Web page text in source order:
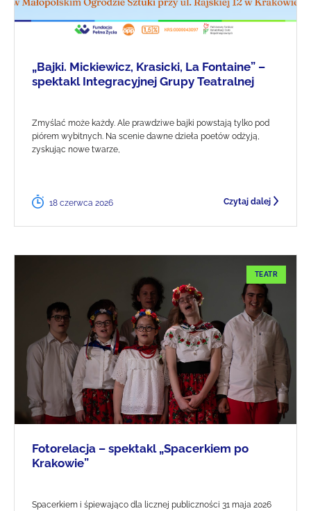
„Bajki. Mickiewicz, Krasicki, La Fontaine” –
spektakl Integracyjnej Grupy Teatralnej
Zmyślać może każdy. Ale prawdziwe bajki powstają tylko pod
piórem wybitnych. Na scenie dawne dzieła poetów odżyją,
zyskując nowe twarze,
18 czerwca 2026 Czytaj dalej
TEATR
Fotorelacja – spektakl „Spacerkiem po
Krakowie”
Spacerkiem i śpiewająco dla licznej publiczności 31 maja 2026